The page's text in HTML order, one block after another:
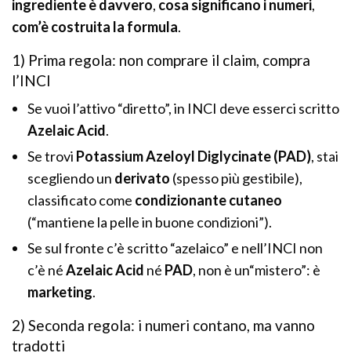
ingrediente è davvero, cosa significano i numeri,
com’è costruita la formula.
1) Prima regola: non comprare il claim, compra
l’INCI
Se vuoi l’attivo “diretto”, in INCI deve esserci scritto
Azelaic Acid.
Se trovi Potassium Azeloyl Diglycinate (PAD), stai
scegliendo un derivato (spesso più gestibile),
classificato come condizionante cutaneo
(“mantiene la pelle in buone condizioni”).
Se sul fronte c’è scritto “azelaico” e nell’INCI non
c’è néAzelaic Acid né PAD, non è un“mistero”: è
marketing.
2) Seconda regola: i numeri contano, ma vanno
tradotti